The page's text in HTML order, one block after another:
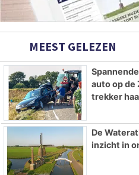
MEEST GELEZEN
auto op de
trekker
De
inzicht in